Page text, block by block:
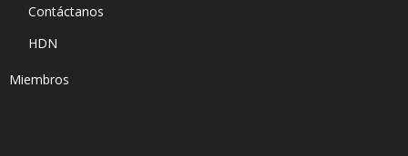
Contáctanos
HDN
Miembros